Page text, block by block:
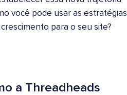
você pode usar as estratégias
para o seu site?
a Threadheads